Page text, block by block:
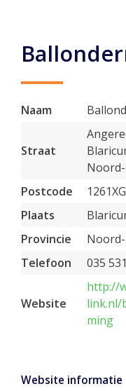
Naam
Straat
Postcode
1261XG
Plaats
Provincie
Telefoon
035
Website
http://
link.nl/
ming
Website informatie